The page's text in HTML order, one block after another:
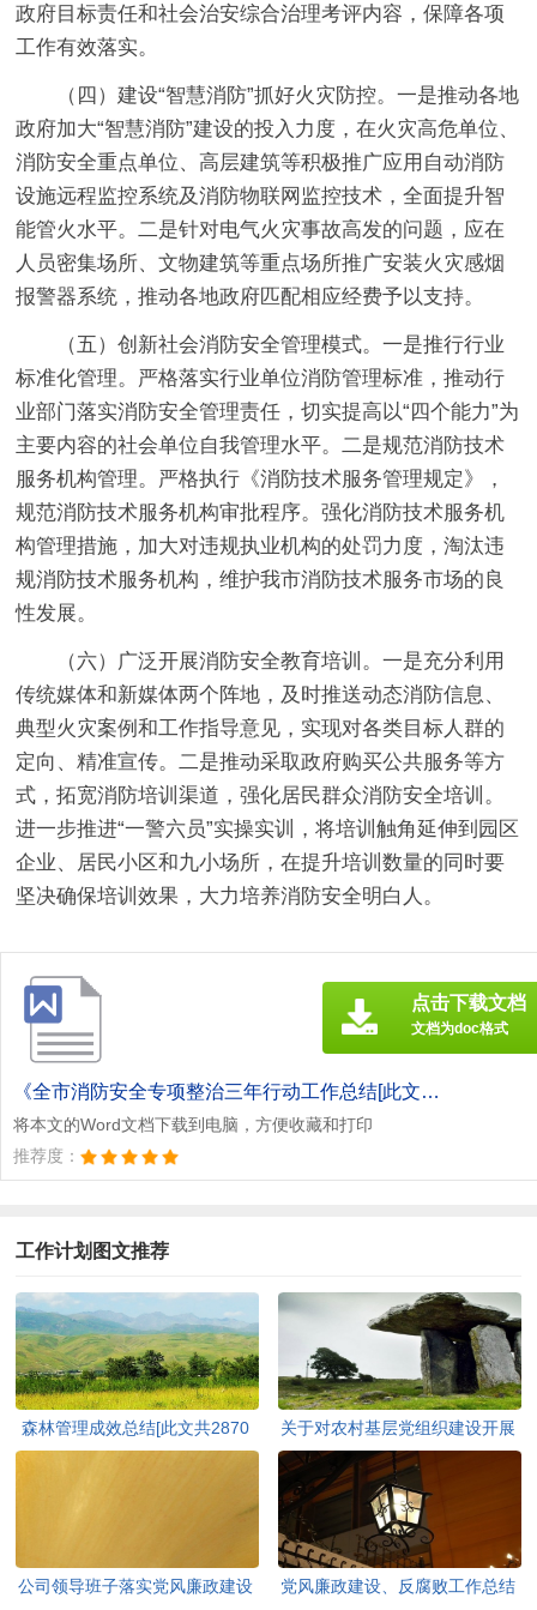
政府目标责任和社会治安综合治理考评内容，保障各项
工作有效落实。
（四）建设“智慧消防”抓好火灾防控。一是推动各地
政府加大“智慧消防”建设的投入力度，在火灾高危单位、
消防安全重点单位、高层建筑等积极推广应用自动消防
设施远程监控系统及消防物联网监控技术，全面提升智
能管火水平。 二是针对电气火灾事故高发的问题，应在
人员密集场所、文物建筑等重点场所推广安装火灾感烟
报警器系统，推动各地政府匹配相应经费予以支持。
（五）创新社会消防安全管理模式。一是推行行业
标准化管理。严格落实行业单位消防管理标准，推动行
业部门落实消防安全管理责任，切实提高以“四个能力”为
主要内容的社会单位自我管理水平。 二是规范消防技术
服务机构管理。严格执行《消防技术服务管理规定》，
规范消防技术服务机构审批程序。强化消防技术服务机
构管理措施，加大对违规执业机构的处罚力度，淘汰违
规消防技术服务机构，维护我市消防技术服务市场的良
性发展。
（六）广泛开展消防安全教育培训。一是充分利用
传统媒体和新媒体两个阵地，及时推送动态消防信息、
典型火灾案例和工作指导意见，实现对各类目标人群的
定向、精准宣传。 二是推动采取政府购买公共服务等方
式，拓宽消防培训渠道，强化居民群众消防安全培训。
进一步推进“一警六员”实操实训，将培训触角延伸到园区
企业、居民小区和九小场所，在提升培训数量的同时要
坚决确保培训效果，大力培养消防安全明白人。
《全市消防安全专项整治三年行动工作总结[此文共5261字].doc》
将本文的Word文档下载到电脑，方便收藏和打印
推荐度：
点击下载文档
文档为doc格式
工作计划图文推荐
森林管理成效总结[此文共2870
关于对农村基层党组织建设开展
调查研究的报告[此文共4063字]
公司领导班子落实党风廉政建设 党风廉政建设、反腐败工作总结